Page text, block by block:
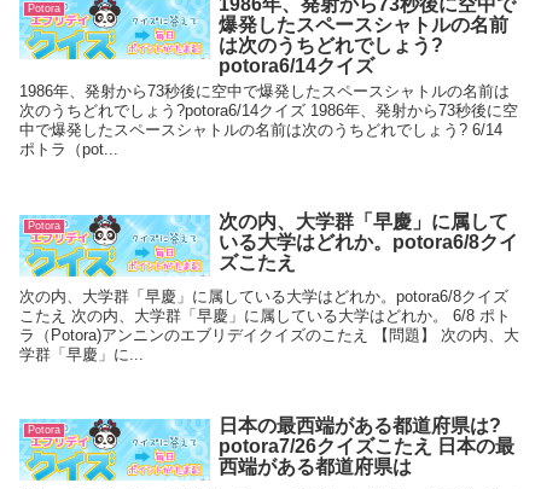
Potora
1986年、発射から73秒後に空中で
爆発したスペースシャトルの名前
は次のうちどれでしょう?
potora6/14クイズ
1986年、発射から73秒後に空中で爆発したスペースシャトルの名前は
次のうちどれでしょう?potora6/14クイズ 1986年、発射から73秒後に空
中で爆発したスペースシャトルの名前は次のうちどれでしょう? 6/14
ポトラ（pot...
Potora
次の内、大学群「早慶」に属して
いる大学はどれか。potora6/8クイ
ズこたえ
次の内、大学群「早慶」に属している大学はどれか。potora6/8クイズ
こたえ 次の内、大学群「早慶」に属している大学はどれか。 6/8 ポト
ラ（Potora)アンニンのエブリデイクイズのこたえ 【問題】 次の内、大
学群「早慶」に...
Potora
日本の最西端がある都道府県は?
potora7/26クイズこたえ 日本の最
西端がある都道府県は